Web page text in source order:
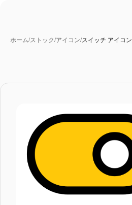
ホーム/ストック/アイコン/スイッチ アイコン